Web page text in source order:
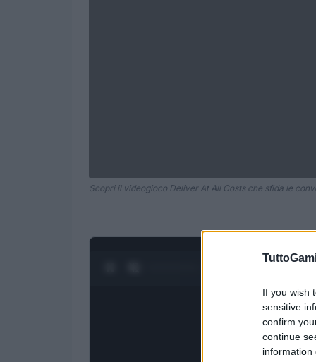
If you wish
sensitive
confirm
continue
information
Scopri il videogioco Deliver At All Costs che sfida le